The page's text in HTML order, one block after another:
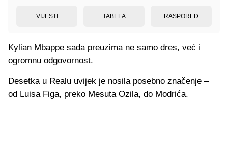
VIJESTI TABELA RASPORED
Kylian Mbappe sada preuzima ne samo dres, već i
ogromnu odgovornost.
Desetka u Realu uvijek je nosila posebno značenje –
od Luisa Figa, preko Mesuta Ozila, do Modrića.